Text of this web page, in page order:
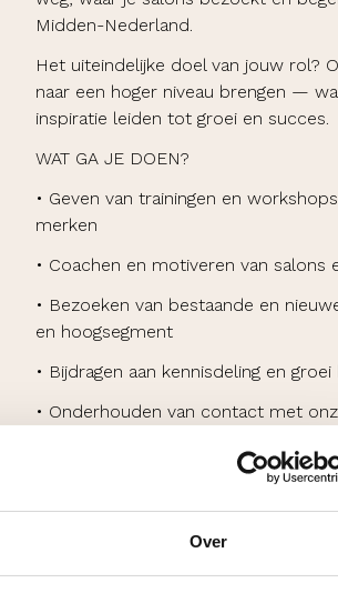
Over
Midden-Nederland.
Het uiteindelijke doel van jouw rol?
naar een hoger niveau brengen —
inspiratie leiden tot groei en succes.
WAT GA JE DOEN?
• Geven van trainingen en
merken
• Coachen en motiveren van salons
• Bezoeken van bestaande en
en hoogsegment
• Bijdragen aan kennisdeling en
• Onderhouden van contact met
• Een gediplomeerde
• Gepassioneerd over